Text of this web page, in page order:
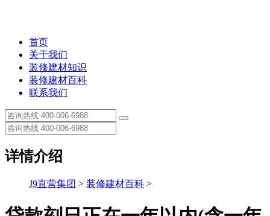
首页
关于我们
装修建材知识
装修建材百科
联系我们
详情介绍
J9直营集团 > 装修建材百科 >